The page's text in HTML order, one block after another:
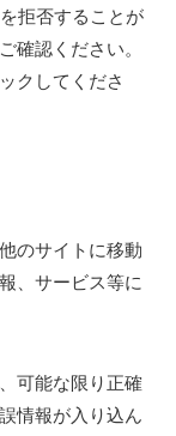
拒否することが
確認ください。
クしてくださ
のサイトに移動
、サービス等に
可能な限り正確
情報が入り込ん